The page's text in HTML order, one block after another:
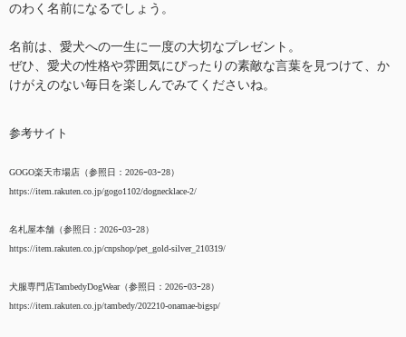
のわく名前になるでしょう。
名前は、愛犬への一生に一度の大切なプレゼント。
ぜひ、愛犬の性格や雰囲気にぴったりの素敵な言葉を見つけて、か
けがえのない毎日を楽しんでみてくださいね。
参考サイト
GOGO楽天市場店（参照日：2026ｰ03ｰ28）
https://item.rakuten.co.jp/gogo1102/dognecklace-2/
名札屋本舗（参照日：2026ｰ03ｰ28）
https://item.rakuten.co.jp/cnpshop/pet_gold-silver_210319/
犬服専門店TambedyDogWear（参照日：2026ｰ03ｰ28）
https://item.rakuten.co.jp/tambedy/202210-onamae-bigsp/